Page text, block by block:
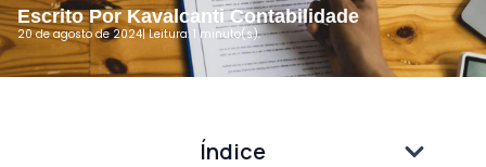
Escrito Por Kavalcanti Contabilidade
20 de agosto de 2024| Leitura: 1 minuto(s).
Índice